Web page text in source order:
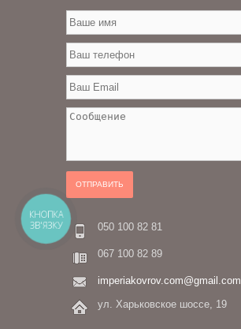
ОТПРАВИТЬ
050 100 82 81
067 100 82 89
imperiakovrov.com@gmail.com
ул. Харьковское шоссе, 19
КНОПКА
ЗВ'ЯЗКУ